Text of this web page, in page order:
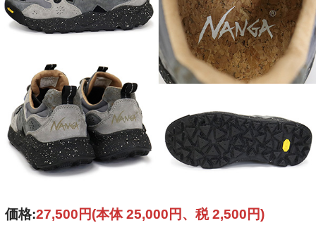
価格:27,500円(本体 25,000円、税 2,500円)